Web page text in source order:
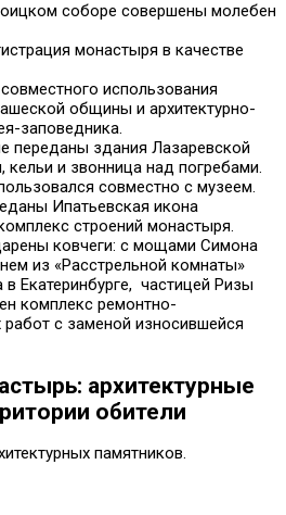
соборе совершены молебен
монастыря в качестве
использования
общины и архитектурно-
заповедника.
переданы здания Лазаревской
кельи и звонница над погребами.
совместно с музеем.
Ипатьевская икона
строений монастыря.
ковчеги: с мощами Симона
из «Расстрельной комнаты»
Екатеринбурге, частицей Ризы
комплекс ремонтно-
работ с заменой износившейся
архитектурные
обители
памятников.